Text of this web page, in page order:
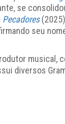
se
Pecadores
seu
musical,
diversos